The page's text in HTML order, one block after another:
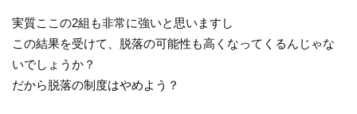
実質ここの2組も非常に強いと思いますし
この結果を受けて、脱落の可能性も高くなってくるんじゃな
いでしょうか？
だから脱落の制度はやめよう？